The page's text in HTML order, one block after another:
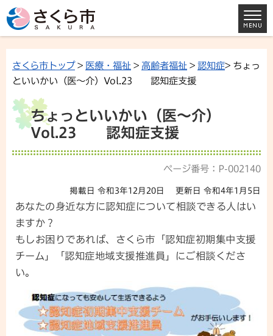
さくら市トップ> 医療・福祉 > 高齢者福祉 > 認知症> ちょっ
といいかい（医～介）Vol.23 認知症支援
ちょっといいかい（医～介）
Vol.23 認知症支援
ページ番号：P-002140
掲載日 令和3年12月20日 更新日 令和4年1月5日
あなたの身近な方に認知症について相談できる人はい
ますか？
もしお困りであれば、さくら市「認知症初期集中支援
チーム」「認知症地域支援推進員」にご相談くださ
い。